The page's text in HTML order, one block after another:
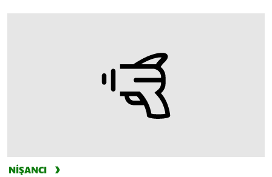
NİŞANCI